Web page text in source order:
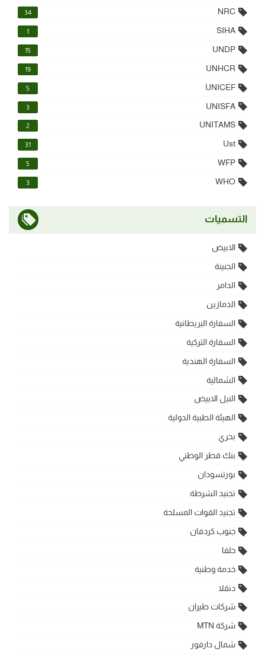
NRC
34
SIHA
1
UNDP
15
UNHCR
19
UNICEF
5
UNISFA
3
UNITAMS
2
Ust
31
WFP
5
WHO
3
التسميات
الابيض
الجنينة
الدامر
الدمازين
السفارة البريطانية
السفارة التركية
السفارة الهندية
الشمالية
النيل الابيض
الهيئة الطبية الدولية
بحري
بنك قطر الوطني
بورتسودان
تجنيد الشرطة
تجنيد القوات المسلحة
جنوب كردفان
حلفا
خدمة وطنية
دنقلا
شركات طيران
شركة MTN
شمال دارفور